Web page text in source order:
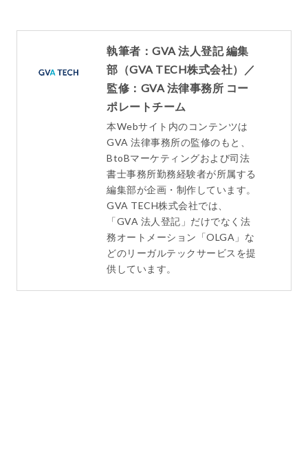
執筆者：GVA 法人登記 編集
部（GVA TECH株式会社）／
監修：GVA 法律事務所 コー
ポレートチーム
本Webサイト内のコンテンツは
GVA 法律事務所の監修のもと、
BtoBマーケティングおよび司法
書士事務所勤務経験者が所属する
編集部が企画・制作しています。
GVA TECH株式会社では、
「GVA 法人登記」だけでなく法
務オートメーション「OLGA」な
どのリーガルテックサービスを提
供しています。